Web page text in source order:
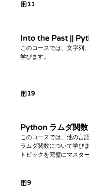
11
Into the Past ||
このコースでは、文字列
学びます。
19
Python ラムダ関数
このコースでは、他の言
ラムダ関数について学び
トピックを完璧にマスタ
9